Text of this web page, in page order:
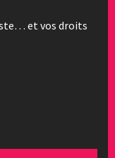
et vos droits